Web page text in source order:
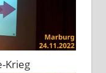
Krieg